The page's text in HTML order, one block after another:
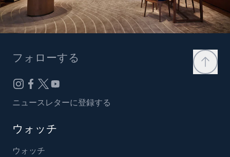
フォローする
ニュースレターに登録する
ウォッチ
ウォッチ